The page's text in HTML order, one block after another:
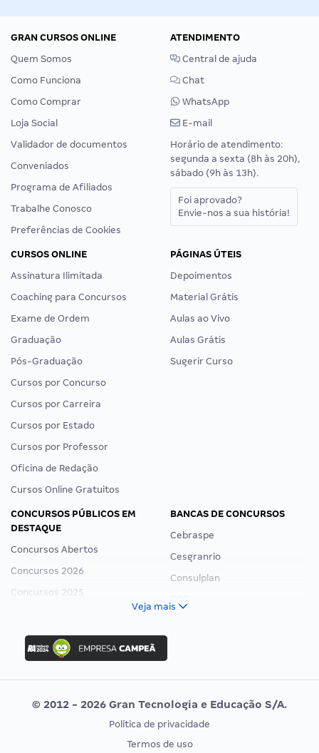
GRAN CURSOS ONLINE
Quem Somos
Como Funciona
Como Comprar
Loja Social
Validador de documentos
Conveniados
Programa de Afiliados
Trabalhe Conosco
Preferências de Cookies
ATENDIMENTO
Central de ajuda
Chat
WhatsApp
E-mail
Horário de atendimento:
segunda a sexta (8h às 20h),
sábado (9h às 13h).
Foi aprovado?
Envie-nos a sua história!
CURSOS ONLINE
Assinatura Ilimitada
Coaching para Concursos
Exame de Ordem
Graduação
Pós-Graduação
Cursos por Concurso
Cursos por Carreira
Cursos por Estado
Cursos por Professor
Oficina de Redação
Cursos Online Gratuitos
PÁGINAS ÚTEIS
Depoimentos
Material Grátis
Aulas ao Vivo
Aulas Grátis
Sugerir Curso
CONCURSOS PÚBLICOS EM
DESTAQUE
Concursos Abertos
Concursos 2026
Concursos 2025
Concurso Ibama
Concurso MPU
Editais publicados
BANCAS DE CONCURSOS
Cebraspe
Cesgranrio
Consulplan
Vunesp
CONCURSOS POR PROFISSÃO
EXAME DE ORDEM
Veja mais
© 2012 - 2026 Gran Tecnologia e Educação S/A.
Política de privacidade
Termos de uso